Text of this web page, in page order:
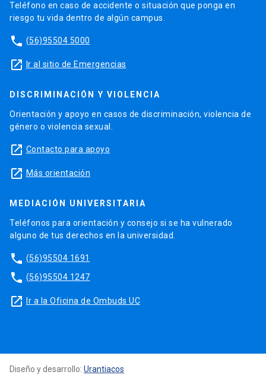
Teléfono en caso de accidente o situación que ponga en
riesgo tu vida dentro de algún campus.
phone (56)95504 5000
launch Ir al sitio de Emergencias
DISCRIMINACIÓN Y VIOLENCIA
Orientación y apoyo en casos de discriminación, violencia de
género o violencia sexual.
launch Contacto para apoyo
launch Más orientación
MEDIACIÓN UNIVERSITARIA
Teléfonos para orientación y consejo si se ha vulnerado
alguno de tus derechos en la universidad.
phone (56)95504 1691
phone (56)95504 1247
launch Ir a la Oficina de Ombuds UC
Diseño y desarrollo: Urantiacos